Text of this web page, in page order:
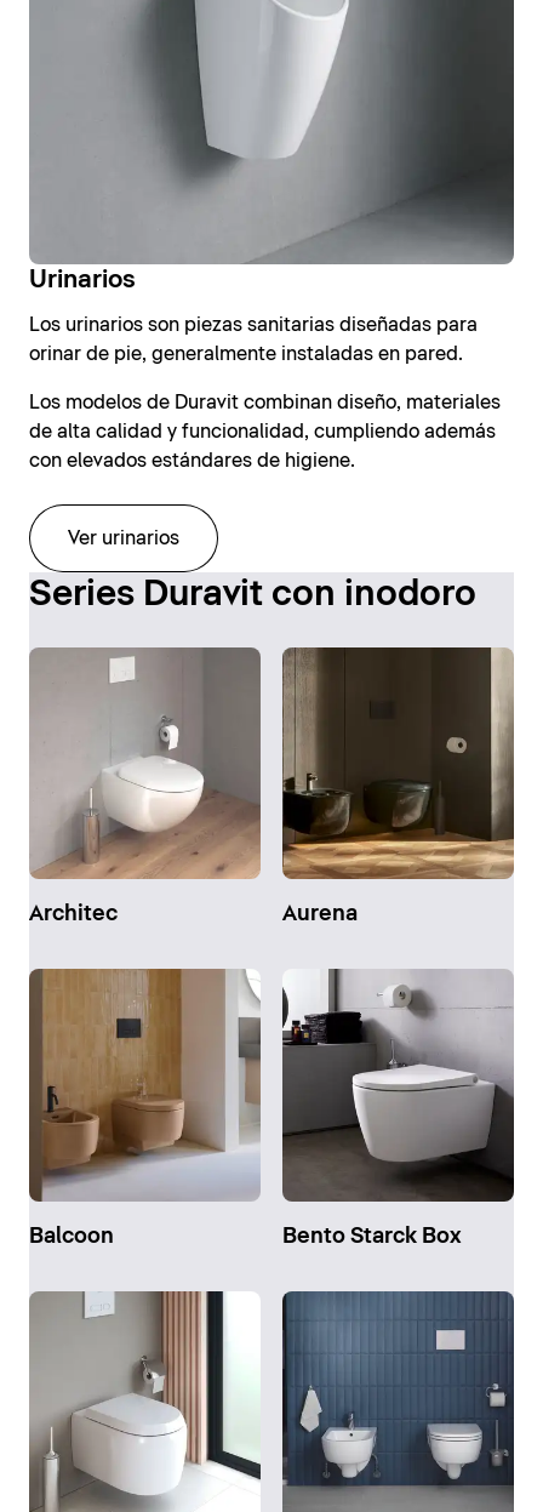
Urinarios
Los urinarios son piezas sanitarias diseñadas para
orinar de pie, generalmente instaladas en pared.
Los modelos de Duravit combinan diseño, materiales
de alta calidad y funcionalidad, cumpliendo además
con elevados estándares de higiene.
Ver urinarios
Series Duravit con inodoro
Architec Aurena
Balcoon Bento Starck Box